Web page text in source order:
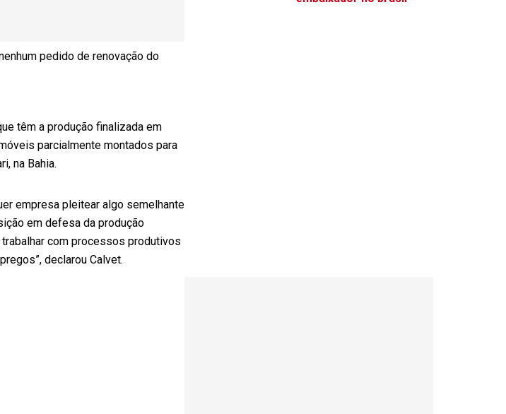
pedido de renovação do
têm a produção finalizada em
parcialmente montados para
na Bahia.
empresa pleitear algo semelhante
em defesa da produção
com processos produtivos
declarou Calvet.